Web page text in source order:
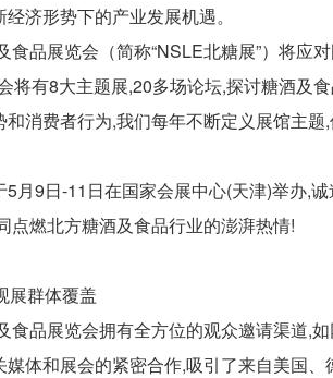
济形势下的产业发展机遇。
食品展览会（简称“NSLE北糖展”）将
将有8大主题展,20多场论坛,探讨糖酒及
消费者行为,我们每年不断定义展馆主
5月9日-11日在国家会展中心(天津)举办,
点燃北方糖酒及食品行业的澎湃热情!
展群体覆盖
食品展览会拥有全方位的观众邀请渠道,
媒体和展会的紧密合作,吸引了来自美国